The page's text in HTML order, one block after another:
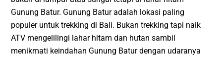
Gunung Batur. Gunung Batur adalah lokasi paling
populer untuk trekking di Bali. Bukan trekking tapi naik
ATV mengelilingi lahar hitam dan hutan sambil
menikmati keindahan Gunung Batur dengan udaranya